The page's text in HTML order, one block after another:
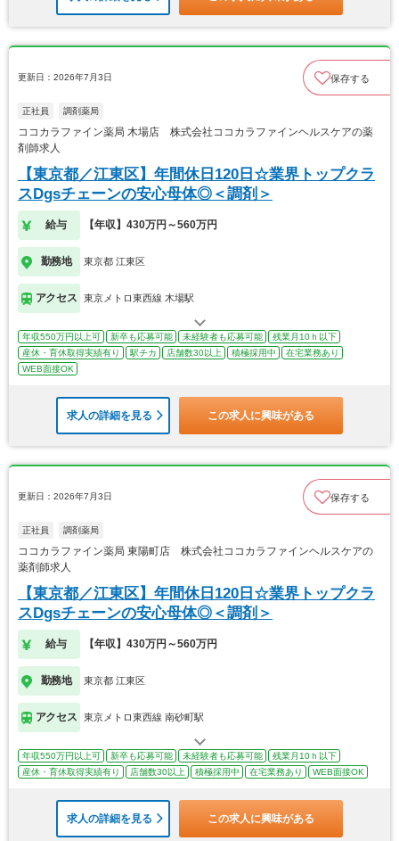
更新日：2026年7月3日 保存する
正社員 調剤薬局
ココカラファイン薬局 木場店 株式会社ココカラファインヘルスケアの薬
剤師求人
【東京都／江東区】年間休日120日☆業界トップクラ
スDgsチェーンの安心母体◎＜調剤＞
給与 【年収】430万円～560万円
勤務地 東京都 江東区
アクセス 東京メトロ東西線 木場駅
年収550万円以上可 新卒も応募可能 未経験者も応募可能
残業月10ｈ以下
産休・育休取得実績有り
駅チカ 店舗数30以上 積極採用中
在宅業務あり
WEB面接OK
求人の詳細を見る この求人に興味がある
更新日：2026年7月3日 保存する
正社員 調剤薬局
ココカラファイン薬局 東陽町店 株式会社ココカラファインヘルスケアの
薬剤師求人
【東京都／江東区】年間休日120日☆業界トップクラ
スDgsチェーンの安心母体◎＜調剤＞
給与 【年収】430万円～560万円
勤務地 東京都 江東区
アクセス 東京メトロ東西線 南砂町駅
年収550万円以上可 新卒も応募可能 未経験者も応募可能
残業月10ｈ以下
産休・育休取得実績有り
店舗数30以上 積極採用中 在宅業務あり WEB面接OK
求人の詳細を見る この求人に興味がある